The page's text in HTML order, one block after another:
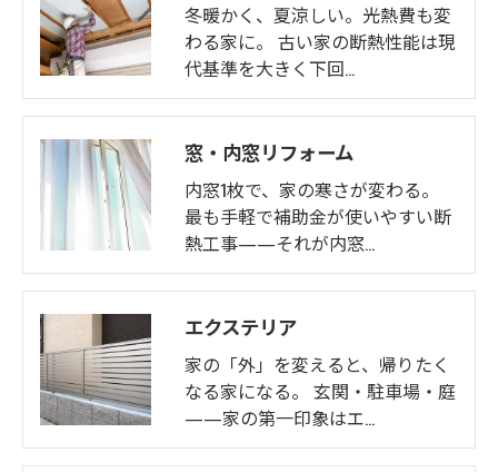
冬暖かく、夏涼しい。光熱費も変
わる家に。 古い家の断熱性能は現
代基準を大きく下回…
窓・内窓リフォーム
内窓1枚で、家の寒さが変わる。
最も手軽で補助金が使いやすい断
熱工事——それが内窓…
エクステリア
家の「外」を変えると、帰りたく
なる家になる。 玄関・駐車場・庭
——家の第一印象はエ…